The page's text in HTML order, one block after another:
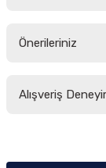
Önerileriniz
yetersiz
Alışveriş